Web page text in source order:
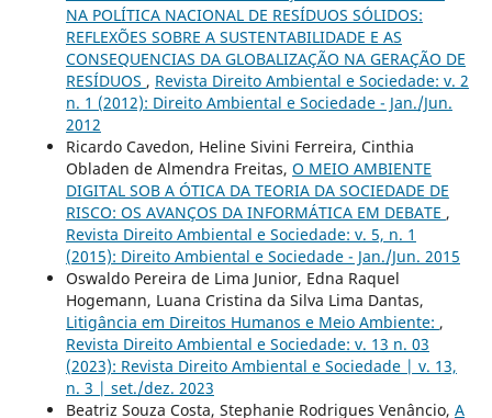
NA POLÍTICA NACIONAL DE RESÍDUOS SÓLIDOS:
REFLEXÕES SOBRE A SUSTENTABILIDADE E AS
CONSEQUENCIAS DA GLOBALIZAÇÃO NA GERAÇÃO DE
RESÍDUOS , Revista Direito Ambiental e Sociedade: v. 2
n. 1 (2012): Direito Ambiental e Sociedade - Jan./Jun.
2012
Ricardo Cavedon, Heline Sivini Ferreira, Cinthia
Obladen de Almendra Freitas, O MEIO AMBIENTE
DIGITAL SOB A ÓTICA DA TEORIA DA SOCIEDADE DE
RISCO: OS AVANÇOS DA INFORMÁTICA EM DEBATE ,
Revista Direito Ambiental e Sociedade: v. 5, n. 1
(2015): Direito Ambiental e Sociedade - Jan./Jun. 2015
Oswaldo Pereira de Lima Junior, Edna Raquel
Hogemann, Luana Cristina da Silva Lima Dantas,
Litigância em Direitos Humanos e Meio Ambiente: ,
Revista Direito Ambiental e Sociedade: v. 13 n. 03
(2023): Revista Direito Ambiental e Sociedade | v. 13,
n. 3 | set./dez. 2023
Beatriz Souza Costa, Stephanie Rodrigues Venâncio, A